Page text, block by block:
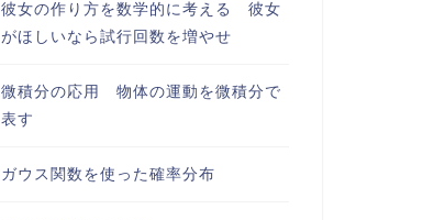
彼女の作り方を数学的に考える 彼女
がほしいなら試行回数を増やせ
微積分の応用 物体の運動を微積分で
表す
ガウス関数を使った確率分布